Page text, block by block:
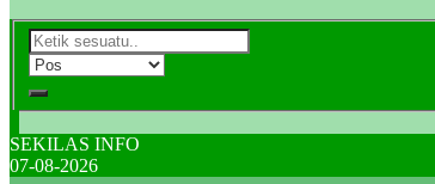
SEKILAS INFO
07-08-2026